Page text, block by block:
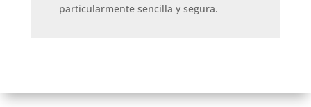
particularmente sencilla y segura.